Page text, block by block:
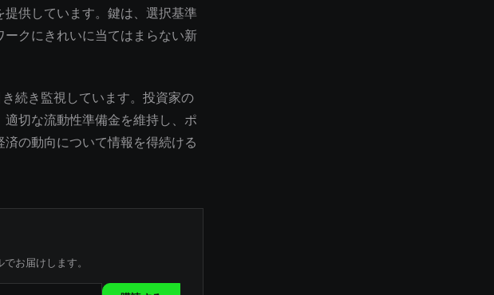
供しています。鍵は、選択基準
クにきれいに当てはまらない新
続き監視しています。投資家の
切な流動性準備金を維持し、ポ
の動向について情報を得続ける
お届けします。